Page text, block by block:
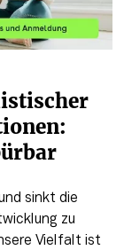
sinkt die
zu
Vielfalt ist